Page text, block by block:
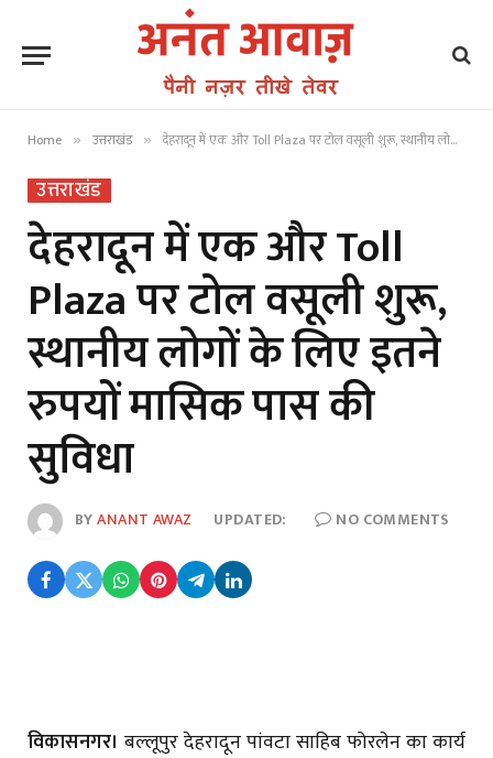
Home » उत्तराखंड » देहरादून में एक और Toll Plaza पर टोल वसूली शुरू, स्थानीय लोगों के लिए इतने रुपयों मासिक पास की सुविधा
उत्तराखंड
देहरादून में एक और Toll
Plaza पर टोल वसूली शुरू,
स्थानीय लोगों के लिए इतने
रुपयों मासिक पास की
सुविधा
BYANANT AWAZ UPDATED: NO COMMENTS
विकासनगर। बल्लूपुर देहरादून पांवटा साहिब फोरलेन का कार्य